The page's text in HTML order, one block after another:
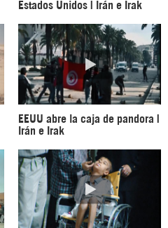
Estados Unidos | Irán e Irak
EEUU abre la caja de pandora |
Irán e Irak